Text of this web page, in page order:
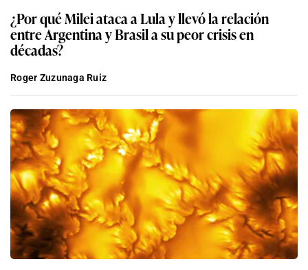
¿Por qué Milei ataca a Lula y llevó la relación
entre Argentina y Brasil a su peor crisis en
décadas?
Roger Zuzunaga Ruiz